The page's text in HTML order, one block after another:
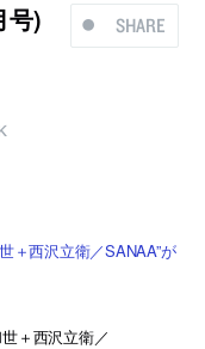
SHARE
号)
＋西沢立衛／SANAA”が
＋西沢立衛／